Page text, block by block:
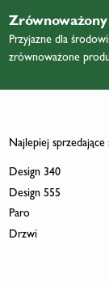
Przyjazne dla
zrównoważone
Najlepiej sprzedające
Design 340
Design 555
Paro
Drzwi